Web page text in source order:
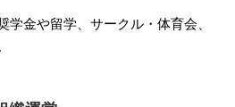
学金や留学、サークル・体育会、